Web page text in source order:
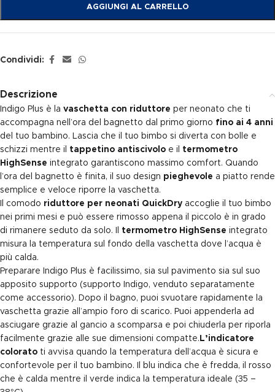
AGGIUNGI AL CARRELLO
Condividi:
Descrizione
Indigo Plus è la vaschetta con riduttore per neonato che ti
accompagna nell’ora del bagnetto dal primo giorno fino ai 4 anni
del tuo bambino. Lascia che il tuo bimbo si diverta con bolle e
schizzi mentre il tappetino antiscivolo e il termometro
HighSense integrato garantiscono massimo comfort. Quando
l’ora del bagnetto è finita, il suo design pieghevole a piatto rende
semplice e veloce riporre la vaschetta.
Il comodo riduttore per neonati QuickDry accoglie il tuo bimbo
nei primi mesi e può essere rimosso appena il piccolo è in grado
di rimanere seduto da solo. Il termometro HighSense integrato
misura la temperatura sul fondo della vaschetta dove l’acqua è
più calda.
Preparare Indigo Plus è facilissimo, sia sul pavimento sia sul suo
apposito supporto (supporto Indigo, venduto separatamente
come accessorio). Dopo il bagno, puoi svuotare rapidamente la
vaschetta grazie all’ampio foro di scarico. Puoi appenderla ad
asciugare grazie al gancio a scomparsa e poi chiuderla per riporla
facilmente grazie alle sue dimensioni compatte. L’indicatore
colorato ti avvisa quando la temperatura dell’acqua è sicura e
confortevole per il tuo bambino. Il blu indica che è fredda, il rosso
che è calda mentre il verde indica la temperatura ideale (35 –